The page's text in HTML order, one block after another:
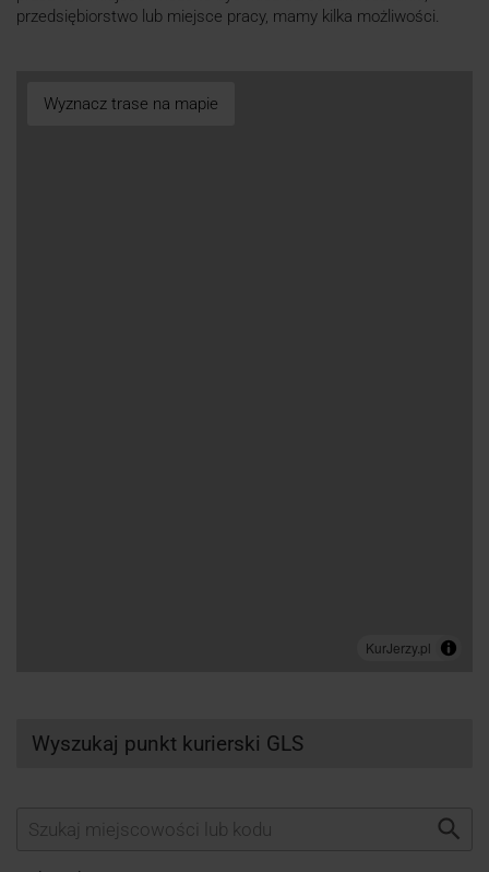
przedsiębiorstwo lub miejsce pracy, mamy kilka możliwości.
Wyznacz trase na mapie
Wyszukaj punkt kurierski GLS